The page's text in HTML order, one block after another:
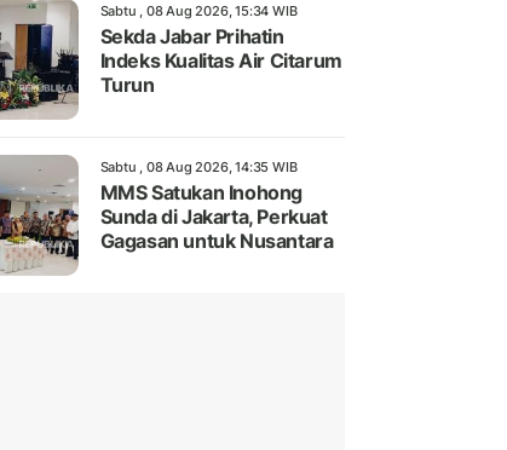
Sabtu , 08 Aug 2026, 15:34 WIB
Sekda Jabar Prihatin
Indeks Kualitas Air Citarum
Turun
Sabtu , 08 Aug 2026, 14:35 WIB
MMS Satukan Inohong
Sunda di Jakarta, Perkuat
Gagasan untuk Nusantara